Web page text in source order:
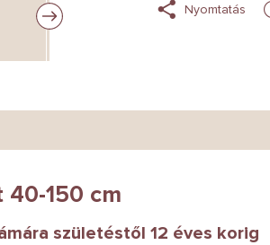
Nyomtatás
150 cm
születéstől 12 éves korig